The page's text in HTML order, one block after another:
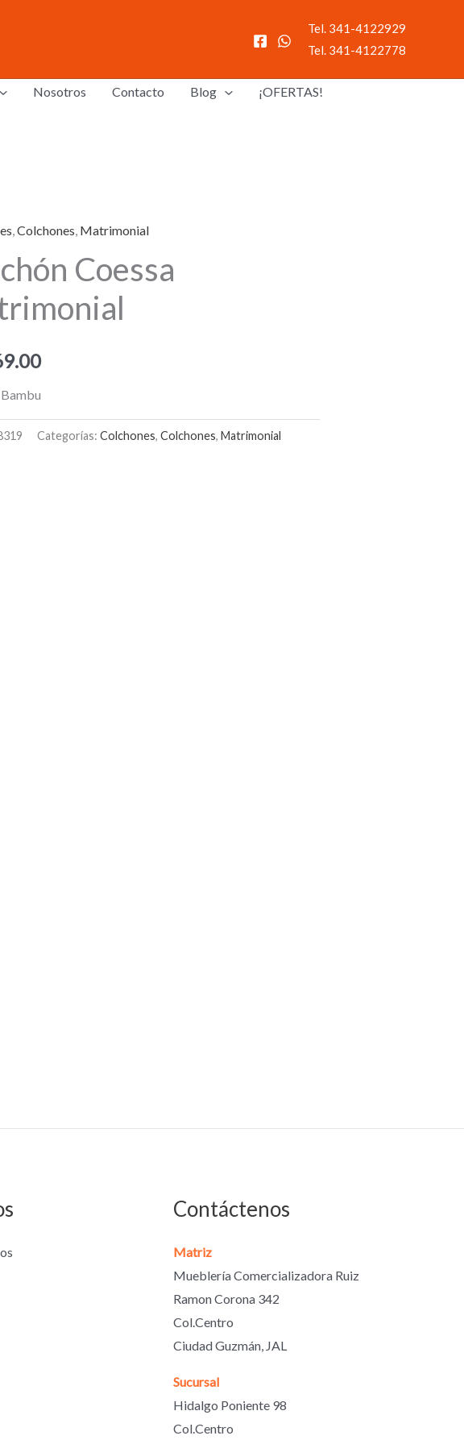
Tel. 341-4122929
Tel. 341-4122778
Nosotros Contacto Blog ¡OFERTAS!
,Colchones, Matrimonial
Coessa
Categorías:Colchones,Colchones,Matrimonial
Contáctenos
Matriz
Mueblería Comercializadora Ruiz
Ramon Corona 342
Col.Centro
Ciudad Guzmán, JAL
Sucursal
Hidalgo Poniente 98
Col.Centro